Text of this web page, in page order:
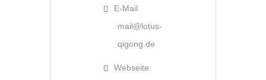
E-Mail
mail@lotus-
qigong.de
Webseite